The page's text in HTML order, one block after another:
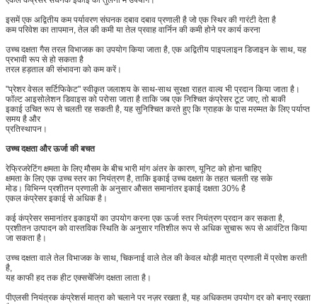
इसमें एक अद्वितीय कम पर्यावरण संघनक दबाव दबाव प्रणाली है जो एक स्थिर की गारंटी देता है
कम परिवेश का तापमान, तेल की कमी या तेल प्रवाह वार्निन की कमी होने पर कार्य करना
उच्च दक्षता गैस तरल विभाजक का उपयोग किया जाता है, एक अद्वितीय पाइपलाइन डिजाइन के साथ, यह
प्रभावी रूप से हो सकता है
तरल हड़ताल की संभावना को कम करें।
"प्रेशर वेसल सर्टिफिकेट" स्वीकृत जलाशय के साथ-साथ सुरक्षा राहत वाल्व भी प्रदान किया जाता है।
फॉल्ट आइसोलेशन डिवाइस को परोसा जाता है ताकि जब एक निश्चित कंप्रेसर टूट जाए, तो बाकी
इकाई उचित रूप से चलती रह सकती है, यह सुनिश्चित करते हुए कि ग्राहक के पास मरम्मत के लिए पर्याप्त
समय है और
प्रतिस्थापन।
उच्च दक्षता और ऊर्जा की बचत
रेफ्रिजरेटिंग क्षमता के लिए मौसम के बीच भारी मांग अंतर के कारण, यूनिट को होना चाहिए
क्षमता के लिए एक उच्च स्तर का नियंत्रण है, ताकि इकाई उच्च दक्षता के तहत चलती रह सके
मोड। विभिन्न प्रशीतन प्रणाली के अनुसार औसत समानांतर इकाई दक्षता 30% है
एकल कंप्रेसर इकाई से अधिक है।
कई कंप्रेसर समानांतर इकाइयों का उपयोग करना एक ऊर्जा स्तर नियंत्रण प्रदान कर सकता है,
प्रशीतन उत्पादन को वास्तविक स्थिति के अनुसार गतिशील रूप से अधिक सुचारू रूप से आवंटित किया
जा सकता है।
उच्च दक्षता वाले तेल विभाजक के साथ, चिकनाई वाले तेल की केवल थोड़ी मात्रा प्रणाली में प्रवेश करती
है,
यह काफी हद तक हीट एक्सचेंजिंग दक्षता लाता है।
पीएलसी नियंत्रक कंप्रेशर्स मात्रा को चलाने पर नज़र रखता है, यह अधिकतम उपयोग दर को बनाए रखता